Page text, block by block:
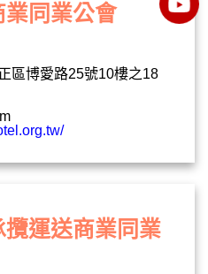
業同業公會
區博愛路25號10樓之18
運送商業同業